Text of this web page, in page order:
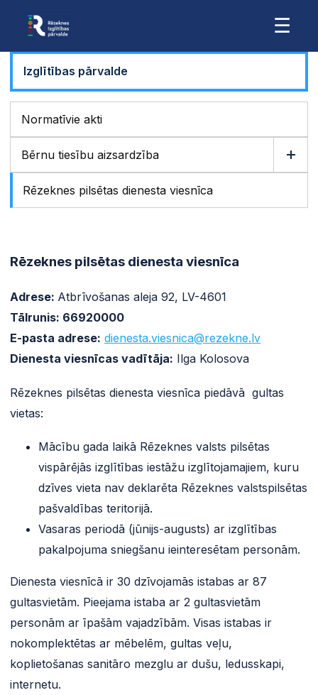
☰
Izglītības pārvalde
Normatīvie akti
Bērnu tiesību aizsardzība
Rēzeknes pilsētas dienesta viesnīca
Rēzeknes pilsētas dienesta viesnīca
Adrese: Atbrīvošanas aleja 92, LV-4601
Tālrunis: 66920000
E-pasta adrese: dienesta.viesnica@rezekne.lv
Dienesta viesnīcas vadītāja: Ilga Kolosova
Rēzeknes pilsētas dienesta viesnīca piedāvā gultas
vietas:
Mācību gada laikā Rēzeknes valsts pilsētas
vispārējās izglītības iestāžu izglītojamajiem, kuru
dzīves vieta nav deklarēta Rēzeknes valstspilsētas
pašvaldības teritorijā.
Vasaras periodā (jūnijs-augusts) ar izglītības
pakalpojuma sniegšanu ieinteresētam personām.
Dienesta viesnīcā ir 30 dzīvojamās istabas ar 87
gultasvietām. Pieejama istaba ar 2 gultasvietām
personām ar īpašām vajadzībām. Visas istabas ir
nokomplektētas ar mēbelēm, gultas veļu,
koplietošanas sanitāro mezglu ar dušu, ledusskapi,
internetu.